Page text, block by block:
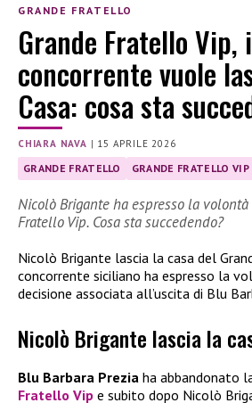
GRANDE FRATELLO
Grande Fratello Vip,
concorrente vuole
Casa: cosa sta
CHIARA NAVA | 15 APRILE 2026
GRANDE FRATELLO GRANDE FRATELLO VIP
Nicolò Brigante ha espresso la
Fratello Vip. Cosa sta succedendo?
Nicolò Brigante lascia la casa del
concorrente siciliano ha espresso la
decisione associata all’uscita di Blu
Nicolò Brigante lascia la
Blu Barbara Prezia ha abbandonato
Fratello Vip e subito dopo Nicolò